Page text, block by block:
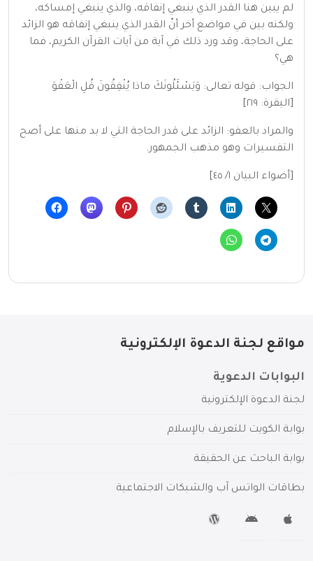
لم يبين هنا القدر الذي ينبغي إنفاقه، والذي ينبغي إمساكه،
ولكنه بين في مواضع أخر أنّ القدر الذي ينبغي إنفاقه هو الزائد
على الحاجة، وقد ورد ذلك في آية من آيات القرآن الكريم، فما
هي؟
الجواب: قوله تعالى: وَيَسْئَلُونَكَ ماذا يُنْفِقُونَ قُلِ الْعَفْوَ
[البقرة: ٢١٩]
والمراد بالعفو: الزائد على قدر الحاجة التي لا بد منها على أصح
التفسيرات وهو مذهب الجمهور.
[أضواء البيان ١/ ٤٥]
مواقع لجنة الدعوة الإلكترونية
البوابات الدعوية
لجنة الدعوة الإلكترونية
بوابة الكويت للتعريف بالإسلام
بوابة الباحث عن الحقيقة
بطاقات الواتس آب والشبكات الاجتماعية